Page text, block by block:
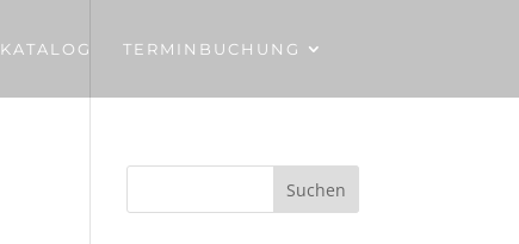
KATALOG TERMINBUCHUNG